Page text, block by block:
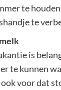
te
te
is
te kunnen
voor dat